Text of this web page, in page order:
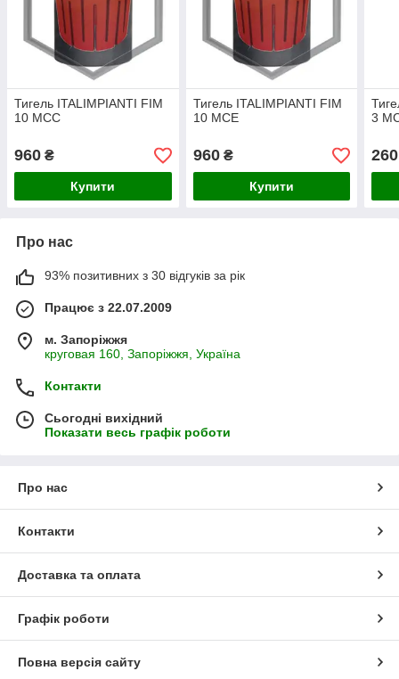
Тигель ITALIMPIANTI FIM
10 MCC
960 ₴
Купити
Тигель ITALIMPIANTI FIM
10 MCE
960₴
Купити
3
260
Про нас
93% позитивних з 30 відгуків за рік
Працює з 22.07.2009
м. Запоріжжя
круговая 160, Запоріжжя, Україна
Контакти
Сьогодні вихідний
Показати весь графік роботи
Про нас
Контакти
Доставка та оплата
Графік роботи
Повна версія сайту